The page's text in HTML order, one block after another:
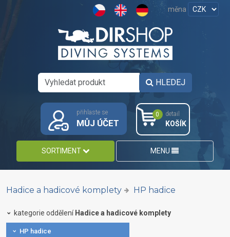
měna
HLEDEJ
přihlaste se
MŮJ ÚČET
0 detail
KOŠÍK
SORTIMENT MENU
Hadice a hadicové komplety HP hadice
kategorie oddělení Hadice a hadicové komplety
HP hadice